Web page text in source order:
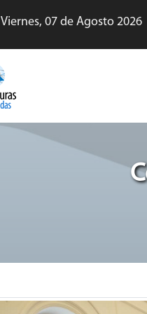
Viernes, 07 de Agosto 2026